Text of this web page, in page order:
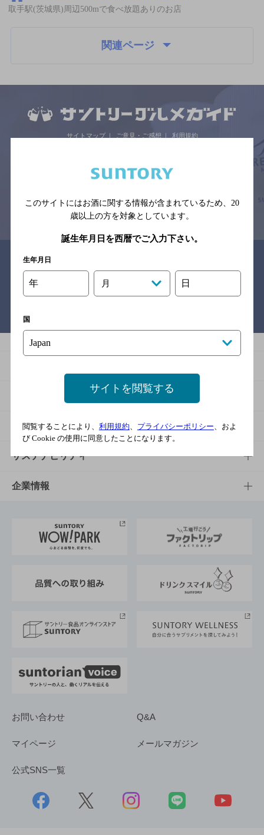
取手駅(茨城県)周辺500mで食べ放題ありのお店
関連ページ
サイトマップ ご意見・ご感想 利用規約
念のためお店にご確認の上ご来店くださいますようお願い申し上げま
す。
情報提供：ぐるなび
商品一覧
栄養成分一覧
知る・楽しむTOP
キャンペーン
工場見学
地域情報
文化・スポーツ
文化・スポーツTOP
サントリーホール
サントリーサンバーズ大阪
サステナビリティ
サステナビリティTOP
サントリーが考えるサステナビリティ経営
企業情報
企業概要
採用情報
お問い合わせ Q&A
マイページ メールマガジン
公式SNS一覧
このサイトにはお酒に関する情報が含まれているため、 20
歳以上の方を対象としています。
誕生年月日を西暦でご入力下さい。
生年月日
年 月 日
国
サイトを閲覧する
閲覧することにより、 利用規約、 プライバシーポリシー、およ
び Cookie の使用に同意したことになります。